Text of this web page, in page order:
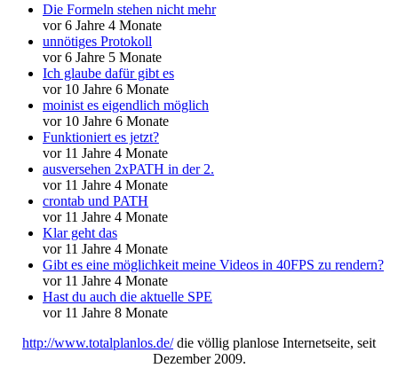
Die Formeln stehen nicht mehr
vor 6 Jahre 4 Monate
unnötiges Protokoll
vor 6 Jahre 5 Monate
Ich glaube dafür gibt es
vor 10 Jahre 6 Monate
moinist es eigendlich möglich
vor 10 Jahre 6 Monate
Funktioniert es jetzt?
vor 11 Jahre 4 Monate
ausversehen 2xPATH in der 2.
vor 11 Jahre 4 Monate
crontab und PATH
vor 11 Jahre 4 Monate
Klar geht das
vor 11 Jahre 4 Monate
Gibt es eine möglichkeit meine Videos in 40FPS zu rendern?
vor 11 Jahre 4 Monate
Hast du auch die aktuelle SPE
vor 11 Jahre 8 Monate
http://www.totalplanlos.de/die völlig planlose Internetseite, seit
Dezember 2009.